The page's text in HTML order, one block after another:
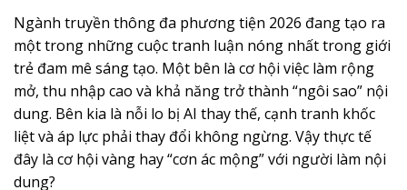
Ngành truyền thông đa phương tiện 2026 đang tạo ra
một trong những cuộc tranh luận nóng nhất trong giới
trẻ đam mê sáng tạo. Một bên là cơ hội việc làm rộng
mở, thu nhập cao và khả năng trở thành “ngôi sao” nội
dung. Bên kia là nỗi lo bị AI thay thế, cạnh tranh khốc
liệt và áp lực phải thay đổi không ngừng. Vậy thực tế
đây là cơ hội vàng hay “cơn ác mộng” với người làm nội
dung?